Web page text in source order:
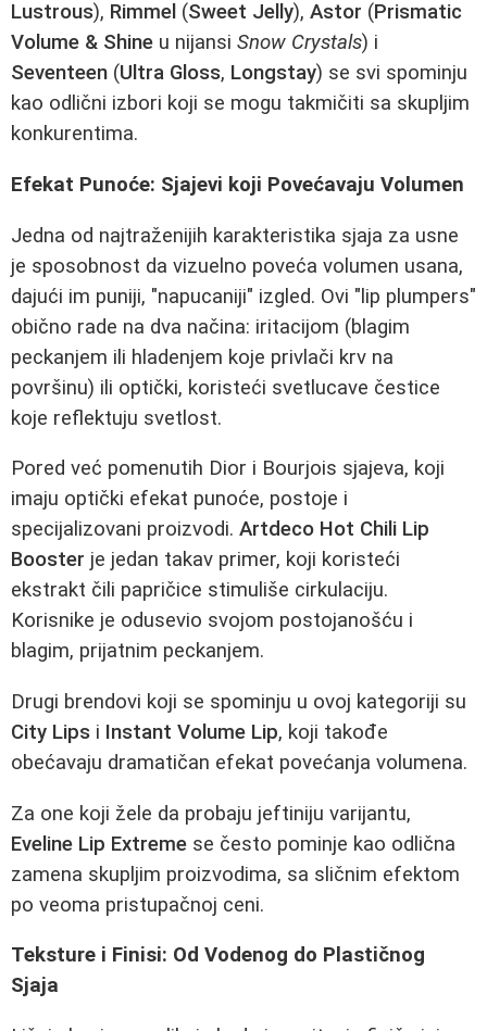
Lustrous), Rimmel (Sweet Jelly), Astor (Prismatic
Volume & Shine u nijansi Snow Crystals) i
Seventeen (Ultra Gloss, Longstay) se svi spominju
kao odlični izbori koji se mogu takmičiti sa skupljim
konkurentima.
Efekat Punoće: Sjajevi koji Povećavaju Volumen
Jedna od najtraženijih karakteristika sjaja za usne
je sposobnost da vizuelno poveća volumen usana,
dajući im puniji, "napucaniji" izgled. Ovi "lip plumpers"
obično rade na dva načina: iritacijom (blagim
peckanjem ili hladenjem koje privlači krv na
površinu) ili optički, koristeći svetlucave čestice
koje reflektuju svetlost.
Pored već pomenutih Dior i Bourjois sjajeva, koji
imaju optički efekat punoće, postoje i
specijalizovani proizvodi. Artdeco Hot Chili Lip
Booster je jedan takav primer, koji koristeći
ekstrakt čili papričice stimuliše cirkulaciju.
Korisnike je odusevio svojom postojanošću i
blagim, prijatnim peckanjem.
Drugi brendovi koji se spominju u ovoj kategoriji su
City Lips i Instant Volume Lip, koji takođe
obećavaju dramatičan efekat povećanja volumena.
Za one koji žele da probaju jeftiniju varijantu,
Eveline Lip Extreme se često pominje kao odlična
zamena skupljim proizvodima, sa sličnim efektom
po veoma pristupačnoj ceni.
Teksture i Finisi: Od Vodenog do Plastičnog
Sjaja